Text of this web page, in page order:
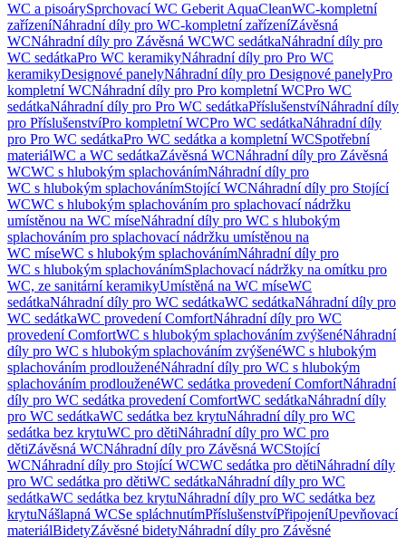
WC a pisoárySprchovací WC Geberit AquaCleanWC-kompletní
zařízeníNáhradní díly pro WC-kompletní zařízeníZávěsná
WCNáhradní díly pro Závěsná WCWC sedátkaNáhradní díly pro
WC sedátkaPro WC keramikyNáhradní díly pro Pro WC
keramikyDesignové panelyNáhradní díly pro Designové panelyPro
kompletní WCNáhradní díly pro Pro kompletní WCPro WC
sedátkaNáhradní díly pro Pro WC sedátkaPříslušenstvíNáhradní díly
pro PříslušenstvíPro kompletní WCPro WC sedátkaNáhradní díly
pro Pro WC sedátkaPro WC sedátka a kompletní WCSpotřební
materiálWC a WC sedátkaZávěsná WCNáhradní díly pro Závěsná
WCWC s hlubokým splachovánímNáhradní díly pro
WC s hlubokým splachovánímStojící WCNáhradní díly pro Stojící
WCWC s hlubokým splachováním pro splachovací nádržku
umístěnou na WC míseNáhradní díly pro WC s hlubokým
splachováním pro splachovací nádržku umístěnou na
WC míseWC s hlubokým splachovánímNáhradní díly pro
WC s hlubokým splachovánímSplachovací nádržky na omítku pro
WC, ze sanitární keramikyUmístěná na WC míseWC
sedátkaNáhradní díly pro WC sedátkaWC sedátkaNáhradní díly pro
WC sedátkaWC provedení ComfortNáhradní díly pro WC
provedení ComfortWC s hlubokým splachováním zvýšenéNáhradní
díly pro WC s hlubokým splachováním zvýšenéWC s hlubokým
splachováním prodlouženéNáhradní díly pro WC s hlubokým
splachováním prodlouženéWC sedátka provedení ComfortNáhradní
díly pro WC sedátka provedení ComfortWC sedátkaNáhradní díly
pro WC sedátkaWC sedátka bez krytuNáhradní díly pro WC
sedátka bez krytuWC pro dětiNáhradní díly pro WC pro
dětiZávěsná WCNáhradní díly pro Závěsná WCStojící
WCNáhradní díly pro Stojící WCWC sedátka pro dětiNáhradní díly
pro WC sedátka pro dětiWC sedátkaNáhradní díly pro WC
sedátkaWC sedátka bez krytuNáhradní díly pro WC sedátka bez
krytuNášlapná WCSe spláchnutímPříslušenstvíPřipojeníUpevňovací
materiálBidetyZávěsné bidetyNáhradní díly pro Závěsné